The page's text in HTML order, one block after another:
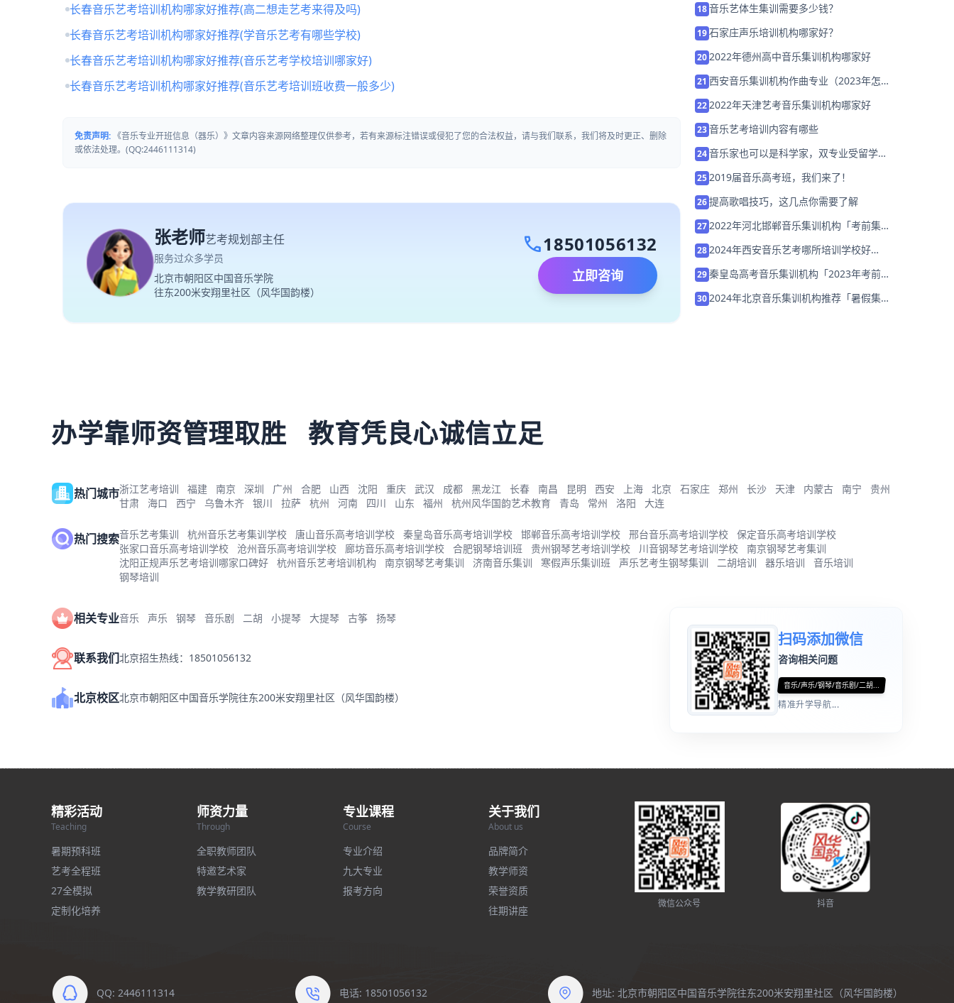
长春音乐艺考培训机构哪家好推荐(高二想走艺考来得及吗)
长春音乐艺考培训机构哪家好推荐(学音乐艺考有哪些学校)
长春音乐艺考培训机构哪家好推荐(音乐艺考学校培训哪家好)
长春音乐艺考培训机构哪家好推荐(音乐艺考培训班收费一般多少)
免责声明: 《音乐专业开班信息（器乐）》文章内容来源网络整理仅供参考，若有来源标注错误或侵犯了您的合法权益，请与我们联系，我们将及时更正、删除
或依法处理。(QQ:2446111314)
张老师艺考规划部主任
服务过众多学员
北京市朝阳区中国音乐学院
往东200米安翔里社区（风华国韵楼）
call18501056132
立即咨询
18音乐艺体生集训需要多少钱？
19石家庄声乐培训机构哪家好？
202022年德州高中音乐集训机构哪家好
21 西安音乐集训机构作曲专业（2023年怎么
222022年天津艺考音乐集训机构哪家好
23音乐艺考培训内容有哪些
24音乐家也可以是科学家，双专业受留学生
252019届音乐高考班，我们来了！
26提高歌唱技巧，这几点你需要了解
272022年河北邯郸音乐集训机构「考前集训
282024年西安音乐艺考哪所培训学校好
29秦皇岛高考音乐集训机构「2023年考前集
302024年北京音乐集训机构推荐「暑假集训
办学靠师资管理取胜 教育凭良心诚信立足
热门城市浙江艺考培训 福建 南京 深圳 广州 合肥 山西 沈阳 重庆 武汉 成都 黑龙江 长春 南昌 昆明 西安 上海 北京 石家庄 郑州 长沙 天津 内蒙古 南宁
贵州
甘肃
海口 西宁 乌鲁木齐 银川 拉萨 杭州 河南 四川 山东 福州 杭州风华国韵艺术教育 青岛 常州 洛阳 大连
热门搜索音乐艺考集训 杭州音乐艺考集训学校 唐山音乐高考培训学校 秦皇岛音乐高考培训学校 邯郸音乐高考培训学校 邢台音乐高考培训学校
保定音乐高考培训学校
张家口音乐高考培训学校
沧州音乐高考培训学校 廊坊音乐高考培训学校 合肥钢琴培训班 贵州钢琴艺考培训学校 川音钢琴艺考培训学校
南京钢琴艺考集训
沈阳正规声乐艺考培训哪家口碑好
杭州音乐艺考培训机构 南京钢琴艺考集训 济南音乐集训 寒假声乐集训班 声乐艺考生钢琴集训 二胡培训 器乐培训
音乐培训
钢琴培训
相关专业音乐 声乐 钢琴 音乐剧 二胡 小提琴 大提琴 古筝 扬琴
联系我们北京招生热线：18501056132
北京校区北京市朝阳区中国音乐学院往东200米安翔里社区（风华国韵楼）
扫码添加微信
咨询相关问题
音乐/声乐/钢琴/音乐剧/二胡...
精准升学导航...
精彩活动
Teaching
暑期预科班
艺考全程班
27全模拟
定制化培养
师资力量
Through
全职教师团队
特邀艺术家
教学教研团队
专业课程
Course
专业介绍
九大专业
报考方向
关于我们
About us
品牌简介
教学师资
荣誉资质
往期讲座
微信公众号 抖音
QQ: 2446111314 电话: 18501056132 地址: 北京市朝阳区中国音乐学院往东200米安翔里社区（风华国韵楼）